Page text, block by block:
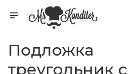
Подложка
треугольник c